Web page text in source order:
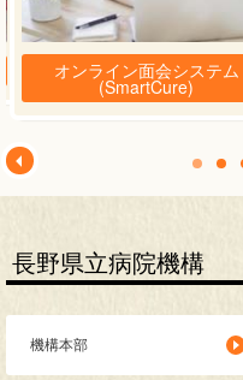
形成外科
脳神経外科
放射線科
臨床検査・病理診断科
リハビリテーション科
泌尿器科
オンライン面会システム
(SmartCure)
長野県立病院機構
機構本部